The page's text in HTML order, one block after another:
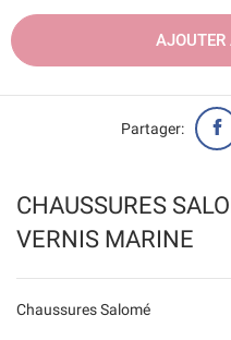
CHAUSSURES
VERNIS MARINE
Chaussures Salomé
AJOUTER
Partager: